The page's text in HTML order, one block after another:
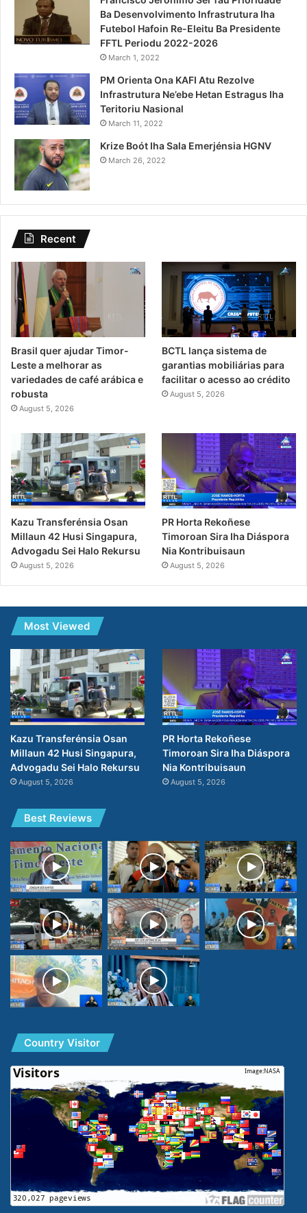
Ba Desenvolvimento Infrastrutura Iha
Futebol Hafoin Re-Eleitu Ba Presidente
FFTL Periodu 2022-2026
March 1, 2022
PM Orienta Ona KAFI Atu Rezolve
Infrastrutura Ne’ebe Hetan Estragus Iha
Teritoriu Nasional
March 11, 2022
Krize Boót Iha Sala Emerjénsia HGNV
March 26, 2022
Recent
Brasil quer ajudar Timor-
Leste a melhorar as
variedades de café arábica e
robusta
August 5, 2026
BCTL lança sistema de
garantias mobiliárias para
facilitar o acesso ao crédito
August 5, 2026
Kazu Transferénsia Osan
Millaun 42 Husi Singapura,
Advogadu Sei Halo Rekursu
August 5, 2026
PR Horta Rekoñese
Timoroan Sira Iha Diáspora
Nia Kontribuisaun
August 5, 2026
Most Viewed
Kazu Transferénsia Osan
Millaun 42 Husi Singapura,
Advogadu Sei Halo Rekursu
August 5, 2026
PR Horta Rekoñese
Timoroan Sira Iha Diáspora
Nia Kontribuisaun
August 5, 2026
Best Reviews
Country Visitor